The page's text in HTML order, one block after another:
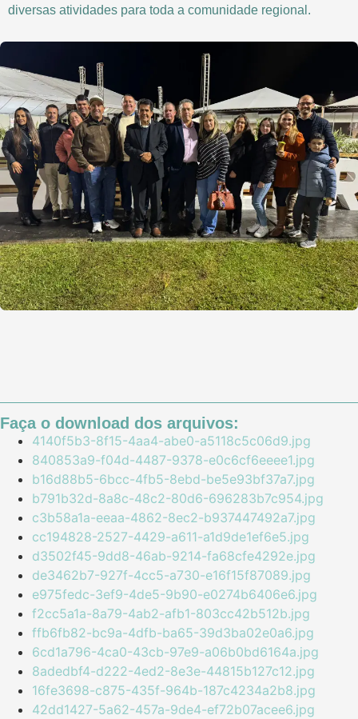
diversas atividades para toda a comunidade regional.
Faça o download dos arquivos:
4140f5b3-8f15-4aa4-abe0-a5118c5c06d9.jpg
840853a9-f04d-4487-9378-e0c6cf6eeee1.jpg
b16d88b5-6bcc-4fb5-8ebd-be5e93bf37a7.jpg
b791b32d-8a8c-48c2-80d6-696283b7c954.jpg
c3b58a1a-eeaa-4862-8ec2-b937447492a7.jpg
cc194828-2527-4429-a611-a1d9de1ef6e5.jpg
d3502f45-9dd8-46ab-9214-fa68cfe4292e.jpg
de3462b7-927f-4cc5-a730-e16f15f87089.jpg
e975fedc-3ef9-4de5-9b90-e0274b6406e6.jpg
f2cc5a1a-8a79-4ab2-afb1-803cc42b512b.jpg
ffb6fb82-bc9a-4dfb-ba65-39d3ba02e0a6.jpg
6cd1a796-4ca0-43cb-97e9-a06b0bd6164a.jpg
8adedbf4-d222-4ed2-8e3e-44815b127c12.jpg
16fe3698-c875-435f-964b-187c4234a2b8.jpg
42dd1427-5a62-457a-9de4-ef72b07acee6.jpg